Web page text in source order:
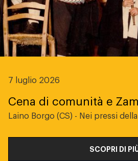
7 luglio 2026
Cena di comunità e
Laino Borgo (CS) - Nei pressi
SCOPRI DI